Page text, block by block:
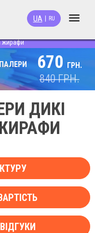
Toggle
UA RU
жирафи
670 ГРН.
840ГРН.
ДИКІ